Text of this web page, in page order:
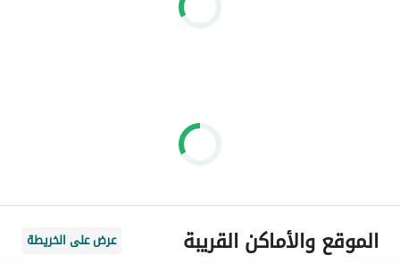
الموقع والأماكن القريبة عرض على الخريطة